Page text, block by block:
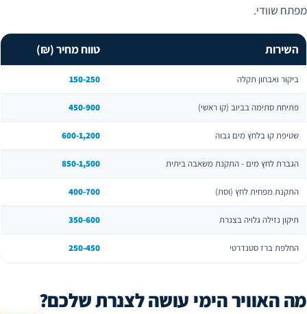
מפתח שוודי.
השירות טווח מחיר (₪)
ביקור ואבחון תקלה 150-250
פתיחת סתימה בביוב (קו ראשי) 450-900
שטיפת קו בלחץ מים גבוה 600-1,200
הגברת לחץ מים - התקנת משאבה ביתית 850-1,500
התקנת מפחית לחץ (וסת) 400-700
תיקון נזילה גלויה בצנרת 350-600
החלפת ברז סטנדרטי 250-450
מה האוויר הימי עושה לצנרת שלכם?